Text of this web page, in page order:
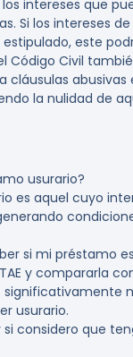
intereses que
Si los intereses
este
Código Civil
cláusulas abusivas
la nulidad de
usurario?
es aquel cuyo
si mi préstamo
y compararla
significativamente
usurario.
si considero que